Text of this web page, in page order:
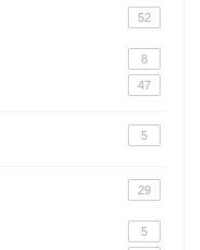
52
8
47
5
29
5